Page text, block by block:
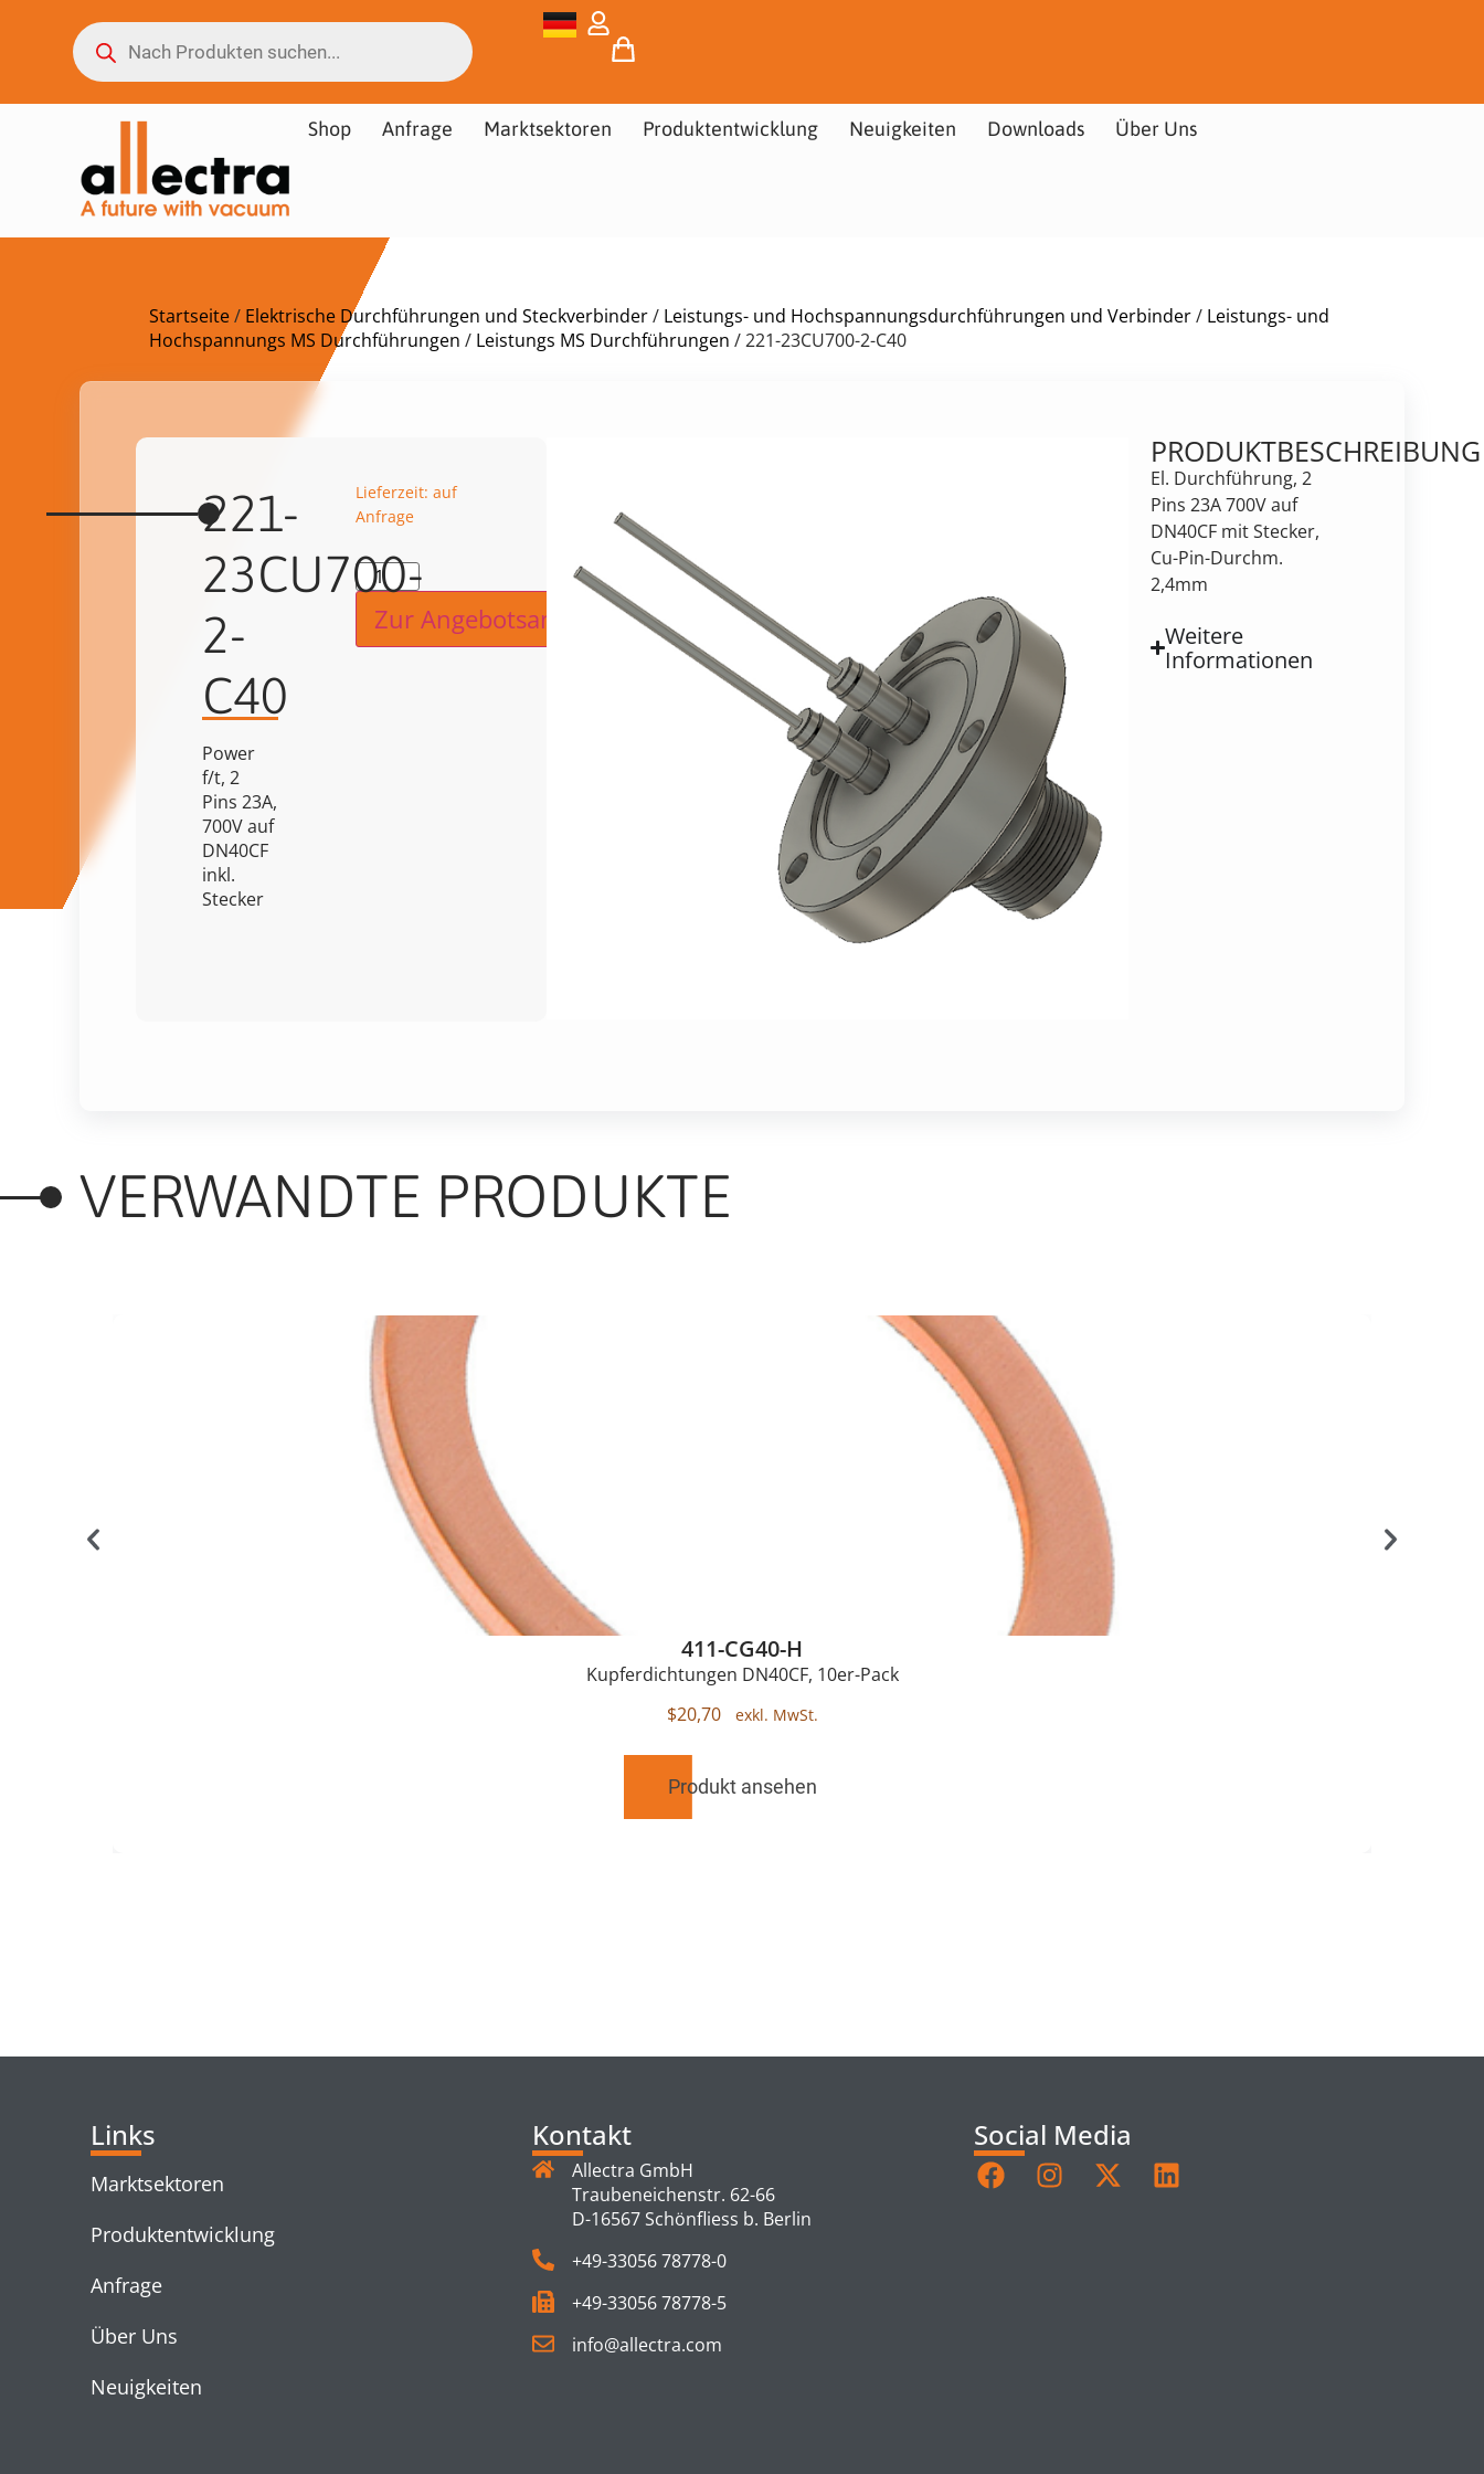
Shop Anfrage Marktsektoren Produktentwicklung Neuigkeiten Downloads Über Uns
Startseite/ Elektrische Durchführungen und Steckverbinder/ Leistungs- und Hochspannungsdurchführungen und Verbinder/ Leistungs- und
Hochspannungs MS Durchführungen / Leistungs MS Durchführungen / 221-23CU700-2-C40
221-
23CU700-
2-
C40
Power
f/t, 2
Pins 23A,
700V auf
DN40CF
inkl.
Stecker
Lieferzeit: auf
Anfrage
Zur Angebotsanfrage hinzufügen
PRODUKTBESCHREIBUNG
El. Durchführung, 2
Pins 23A 700V auf
DN40CF mit Stecker,
Cu-Pin-Durchm.
2,4mm
Weitere
Informationen
VERWANDTE PRODUKTE
411-CG40-H
Kupferdichtungen DN40CF, 10er-Pack
$20,70
Produkt ansehen
Links
Marktsektoren
Produktentwicklung
Anfrage
Über Uns
Neuigkeiten
Kontakt
Allectra GmbH
Traubeneichenstr. 62-66
D-16567 Schönfliess b. Berlin
+49-33056 78778-0
+49-33056 78778-5
info@allectra.com
Social Media